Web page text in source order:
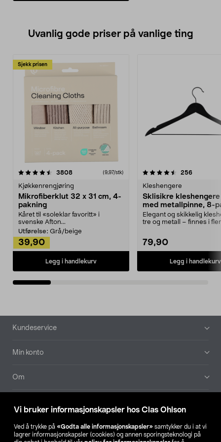
Vi bruker informasjonskapsler hos Clas Ohlson
Ved å trykke på «Godta alle informasjonskapsler» samtykker du i at vi
lagrer informasjonskapsler (cookies) og annen sporingsteknologi på
Uvanlig gode priser på vanlige ting
Sjekk prisen
3808anmeldelser(9,97/stk)
Kjøkkenrengjøring
Mikrofiberklut 32 x 31 cm, 4-
pakning
Kåret til «soleklar favoritt» i
svenske Afton...
Utførelse: Grå/beige
39,90
Legg i handlekurv
4.5av 5 stjerner 256
Kleshengere
Sklisikre
med metallpinne, 8-
Elegant og skikkelig
tre og metall – finnes i
79,90
Legg i handlekurv
4.5av 5 stjerner
Bunntekst
Kundeservice
Min konto
Om
Våre selskaper